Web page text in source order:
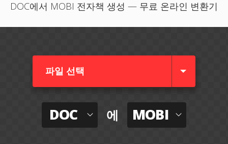
DOC에서 MOBI 전자책 생성 — 무료 온라인 변환기
파일 선택
DOC 에 MOBI